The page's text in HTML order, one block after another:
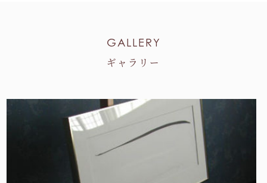
GALLERY
ギャラリー